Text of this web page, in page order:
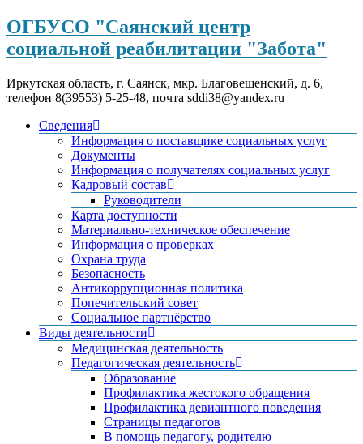
ОГБУСО "Саянский центр
социальной реабилитации "Забота"
Иркутская область, г. Саянск, мкр. Благовещенский, д. 6,
телефон 8(39553) 5-25-48, почта sddi38@yandex.ru
Сведения
Информация о поставщике социальных услуг
Документы
Информация о получателях социальных услуг
Кадровый состав
Руководители
Карта доступности
Материально-техническое обеспечение
Информация о проверках
Охрана труда
Безопасность
Антикоррупционная политика
Попечительский совет
Социальное партнёрство
Виды деятельности
Медицинская деятельность
Педагогическая деятельность
Образование
Профилактика жестокого обращения
Профилактика девиантного поведения
Страницы педагогов
В помощь педагогу, родителю